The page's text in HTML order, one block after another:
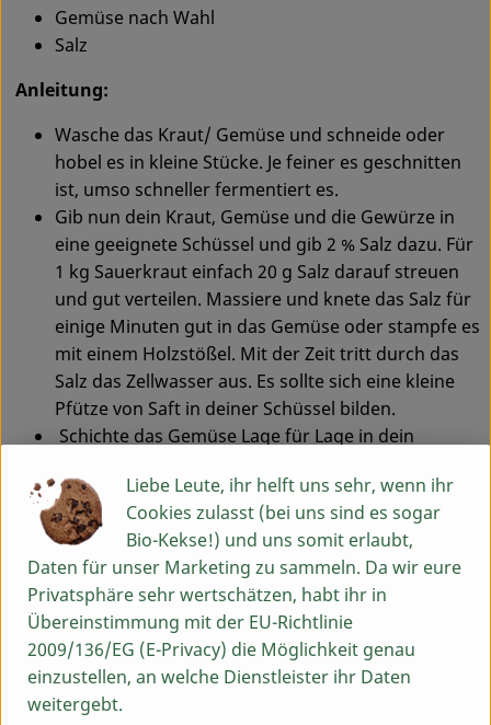
Gemüse nach Wahl
Salz
Anleitung:
Wasche das Kraut/ Gemüse und schneide oder
hobel es in kleine Stücke. Je feiner es geschnitten
ist, umso schneller fermentiert es.
Gib nun dein Kraut, Gemüse und die Gewürze in
eine geeignete Schüssel und gib 2 % Salz dazu. Für
1 kg Sauerkraut einfach 20 g Salz darauf streuen
und gut verteilen. Massiere und knete das Salz für
einige Minuten gut in das Gemüse oder stampfe es
mit einem Holzstößel. Mit der Zeit tritt durch das
Salz das Zellwasser aus. Es sollte sich eine kleine
Pfütze von Saft in deiner Schüssel bilden.
Schichte das Gemüse Lage für Lage in dein
zusammen. Wichtig ist, dass keine Luftbläschen im
Glas bleiben und der Zellsaft beginnt über das
Kraut, bzw. Gemüse zu steigen. Als oberstes
kannst du das Kraut mit einem der äußeren
Kohlblätter abdecken. So schwimmen keine
kleinen Stückchen nach oben.
Im nächsten Schritt beschwere dein Ferment mit
Gewicht. Das Gemüse sollte komplett vom eigenen
Saft bedeckt sein. Dieser Punkt ist besonders
Liebe Leute, ihr helft uns sehr, wenn ihr
Cookies zulasst (bei uns sind es sogar
Bio-Kekse!) und uns somit erlaubt,
Daten für unser Marketing zu sammeln. Da wir eure
Privatsphäre sehr wertschätzen, habt ihr in
Übereinstimmung mit der EU-Richtlinie
2009/136/EG (E-Privacy) die Möglichkeit genau
einzustellen, an welche Dienstleister ihr Daten
weitergebt.